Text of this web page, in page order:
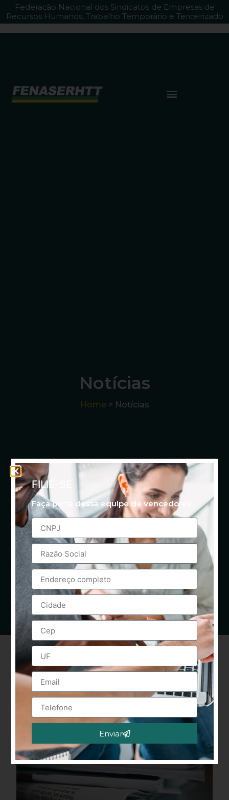
Federação Nacional dos Sindicatos de Empresas de
Recursos Humanos, Trabalho Temporário e Terceirizado
Notícias
Home > Notícias
FILIE-SE
Faça parte dessa equipe de vencedores
Enviar
Alternative: